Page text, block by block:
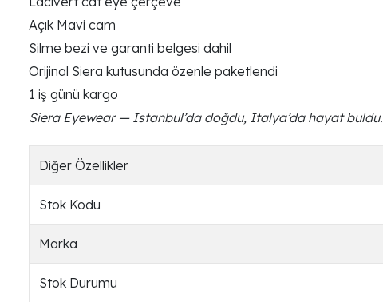
Açık Mavi cam
Silme bezi ve garanti belgesi dahil
Orijinal Siera kutusunda özenle paketlendi
1 iş günü kargo
Siera Eyewear — Istanbul’da doğdu, Italya’da hayat buldu.
Diğer Özellikler
Stok Kodu
Marka
Stok Durumu